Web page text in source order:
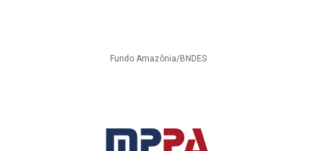
Fundo Amazônia/BNDES